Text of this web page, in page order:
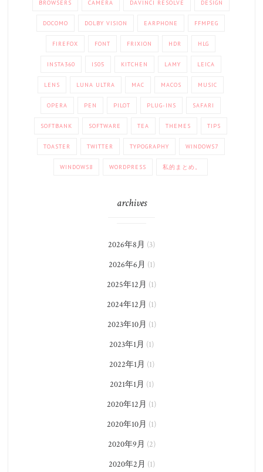
BROWSERS CAMERA DAVINCI RESOLVE DESIGN
DOCOMO DOLBY VISION EARPHONE FFMPEG
FIREFOX FONT FRIXION HDR HLG
INSTA360 IS05 KITCHEN LAMY LEICA
LENS LUNA ULTRA MAC MACOS MUSIC
OPERA PEN PILOT PLUG-INS SAFARI
SOFTBANK SOFTWARE TEA THEMES TIPS
TOASTER TWITTER TYPOGRAPHY WINDOWS7
WINDOWS8 WORDPRESS 私的まとめ。
archives
2026年8月 (3)
2026年6月 (1)
2025年12月 (1)
2024年12月 (1)
2023年10月 (1)
2023年1月 (1)
2022年1月 (1)
2021年1月 (1)
2020年12月 (1)
2020年10月 (1)
2020年9月 (2)
2020年2月 (1)